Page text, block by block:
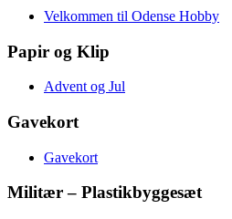
Velkommen til Odense Hobby
Papir og Klip
Advent og Jul
Gavekort
Gavekort
Militær – Plastikbyggesæt